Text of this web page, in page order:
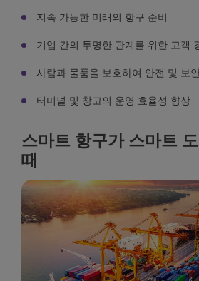
지속 가능한 미래의 항구 준비
기업 간의 투명한 관계를 위한 고객
사람과 물품을 보호하여 안전 및 보
터미널 및 창고의 운영 효율성 향상
스마트 항구가 스마트
때